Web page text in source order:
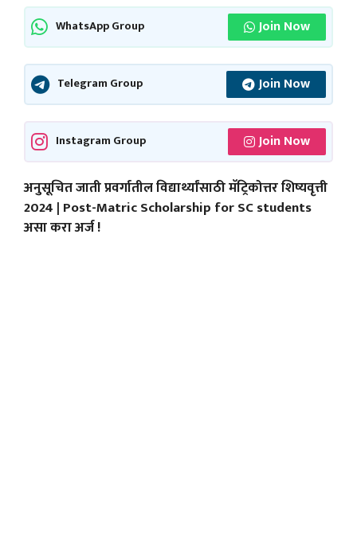
WhatsApp Group Join Now
Telegram Group Join Now
Instagram Group Join Now
अनुसूचित जाती प्रवर्गातील विद्यार्थ्यांसाठी मॅट्रिकोत्तर शिष्यवृत्ती
2024 | Post-Matric Scholarship for SC students
असा करा अर्ज !